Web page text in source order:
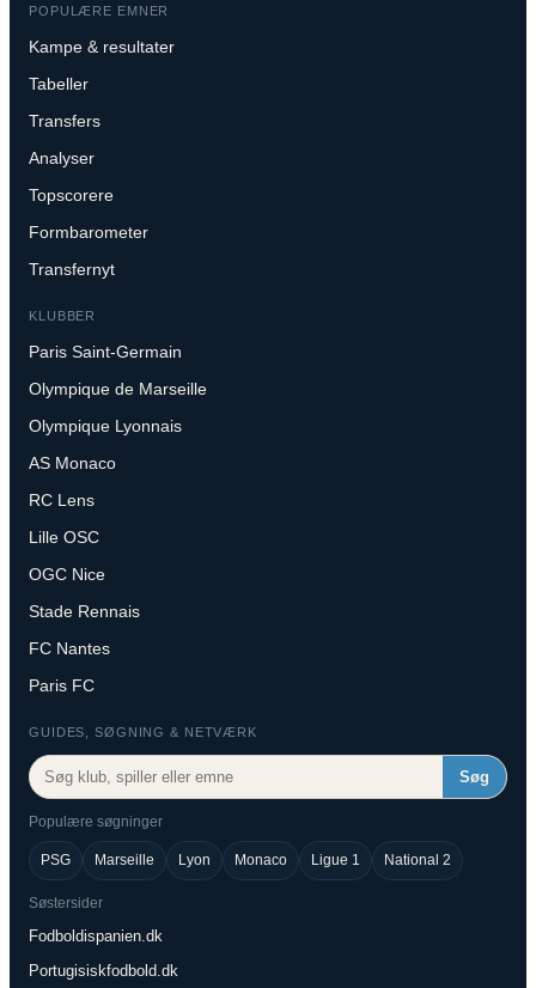
POPULÆRE EMNER
Kampe & resultater
Tabeller
Transfers
Analyser
Topscorere
Formbarometer
Transfernyt
KLUBBER
Paris Saint-Germain
Olympique de Marseille
Olympique Lyonnais
AS Monaco
RC Lens
Lille OSC
OGC Nice
Stade Rennais
FC Nantes
Paris FC
GUIDES, SØGNING & NETVÆRK
Søg
Populære søgninger
PSG Marseille Lyon Monaco Ligue 1 National 2
Søstersider
Fodboldispanien.dk
Portugisiskfodbold.dk